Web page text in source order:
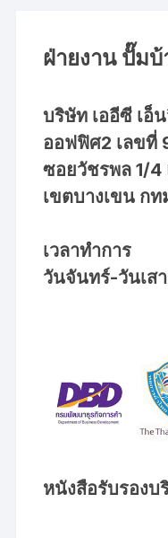
ฝ่ายงาน ปั๊ม
บริษัท เออีซี เอ็
ออฟฟิศ2 เลขที่
ซอยวัชรพล 1/4
เขตบางเขน ก
เวลาทำการ
วันจันทร์-วันเส
หนังสือรับรองบ